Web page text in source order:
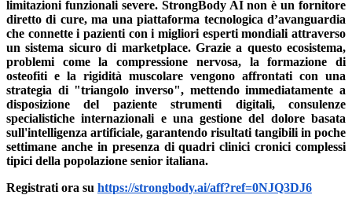
limitazioni funzionali severe. StrongBody AI non è un fornitore
diretto di cure, ma una piattaforma tecnologica d’avanguardia
che connette i pazienti con i migliori esperti mondiali attraverso
un sistema sicuro di marketplace. Grazie a questo ecosistema,
problemi come la compressione nervosa, la formazione di
osteofiti e la rigidità muscolare vengono affrontati con una
strategia di "triangolo inverso", mettendo immediatamente a
disposizione del paziente strumenti digitali, consulenze
specialistiche internazionali e una gestione del dolore basata
sull'intelligenza artificiale, garantendo risultati tangibili in poche
settimane anche in presenza di quadri clinici cronici complessi
tipici della popolazione senior italiana.
Registrati ora su https://strongbody.ai/aff?ref=0NJQ3DJ6